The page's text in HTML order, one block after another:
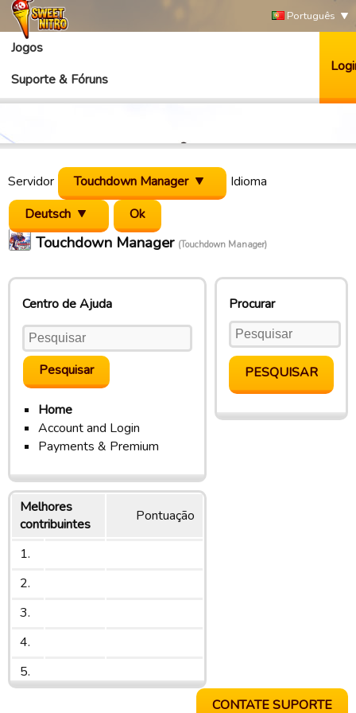
Português
Jogos
Suporte & Fóruns
Servidor Touchdown Manager
Idioma
Deutsch
Touchdown Manager (Touchdown Manager)
Centro de Ajuda
Home
Account and Login
Payments & Premium
Melhores
contribuintes
Pontuação
1.
2.
3.
4.
5.
Procurar
CONTATE SUPORTE